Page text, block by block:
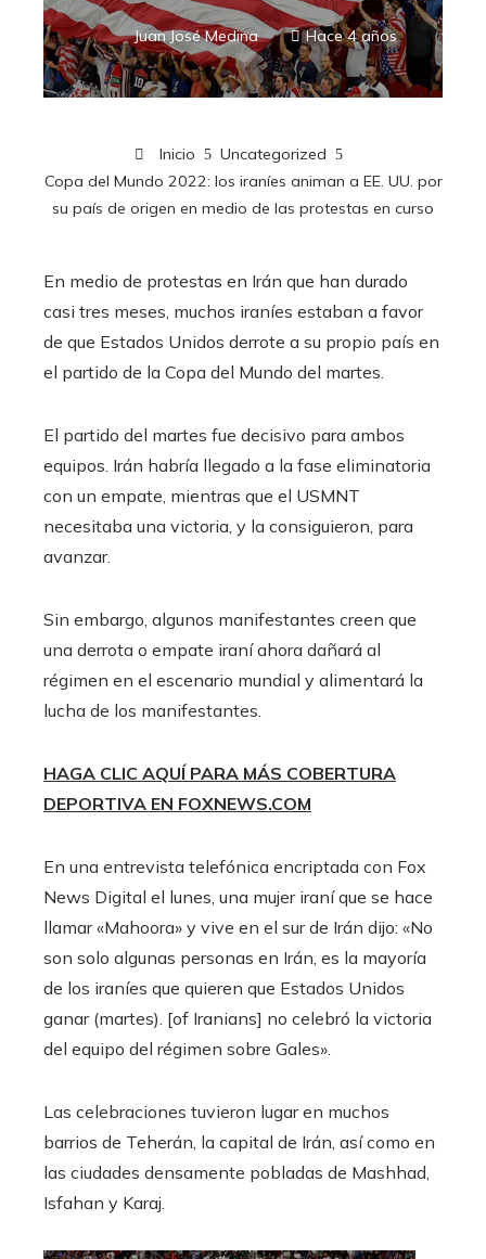
Juan José Medina Hace 4 años
Inicio
Uncategorized
Copa del Mundo 2022: los iraníes animan a EE. UU. por
su país de origen en medio de las protestas en curso
En medio de protestas en Irán que han durado
casi tres meses, muchos iraníes estaban a favor
de que Estados Unidos derrote a su propio país en
el partido de la Copa del Mundo del martes.
El partido del martes fue decisivo para ambos
equipos. Irán habría llegado a la fase eliminatoria
con un empate, mientras que el USMNT
necesitaba una victoria, y la consiguieron, para
avanzar.
Sin embargo, algunos manifestantes creen que
una derrota o empate iraní ahora dañará al
régimen en el escenario mundial y alimentará la
lucha de los manifestantes.
HAGA CLIC AQUÍ PARA MÁS COBERTURA
DEPORTIVA EN FOXNEWS.COM
En una entrevista telefónica encriptada con Fox
News Digital el lunes, una mujer iraní que se hace
llamar «Mahoora» y vive en el sur de Irán dijo: «No
son solo algunas personas en Irán, es la mayoría
de los iraníes que quieren que Estados Unidos
ganar (martes). [of Iranians] no celebró la victoria
del equipo del régimen sobre Gales».
Las celebraciones tuvieron lugar en muchos
barrios de Teherán, la capital de Irán, así como en
las ciudades densamente pobladas de Mashhad,
Isfahan y Karaj.